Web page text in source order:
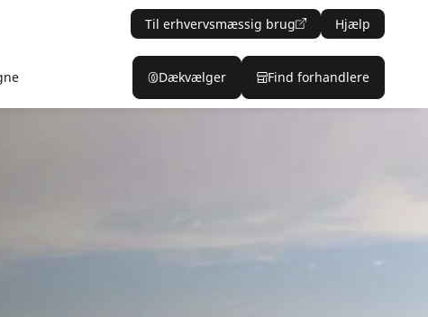
Til erhvervsmæssig brug Hjælp
Dækvælger Find forhandlere